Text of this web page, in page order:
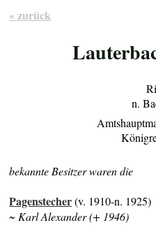
« zurück
n.
bekannte Besitzer waren die
Pagenstecher(v. 1910-n. 1925)
~ Karl Alexander (+ 1946)